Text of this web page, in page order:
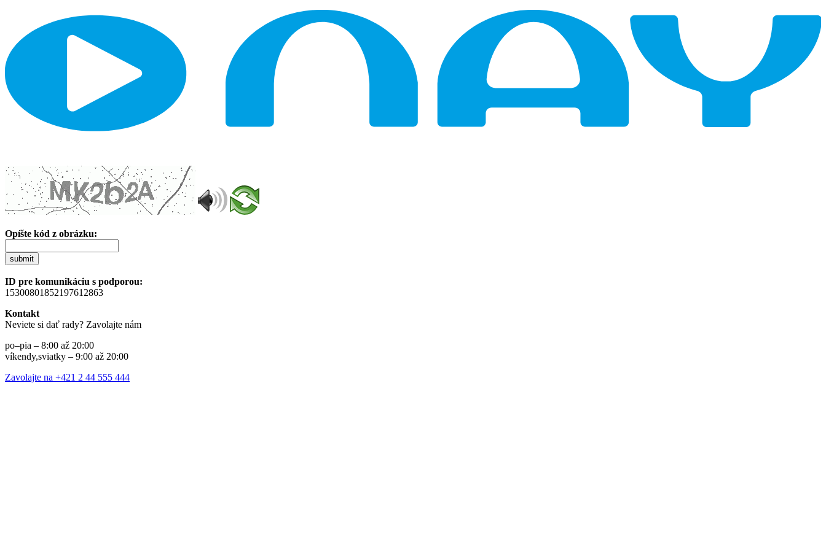
Opíšte kód z obrázku:
submit
ID pre komunikáciu s podporou:
15300801852197612863
Kontakt
Neviete si dať rady? Zavolajte nám
po–pia – 8:00 až 20:00
víkendy,sviatky – 9:00 až 20:00
Zavolajte na +421 2 44 555 444